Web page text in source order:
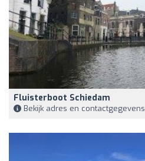
Fluisterboot Schiedam
Bekijk adres en contactgegevens